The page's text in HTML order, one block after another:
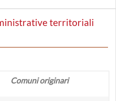
territoriali
Comuni originari